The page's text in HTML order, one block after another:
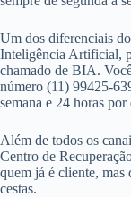
Um dos diferenciais
Inteligência Artificial,
chamado de BIA.
número (11) 99425-
semana e 24 horas por
Além de todos os
Centro de
quem já é cliente, mas
cestas.